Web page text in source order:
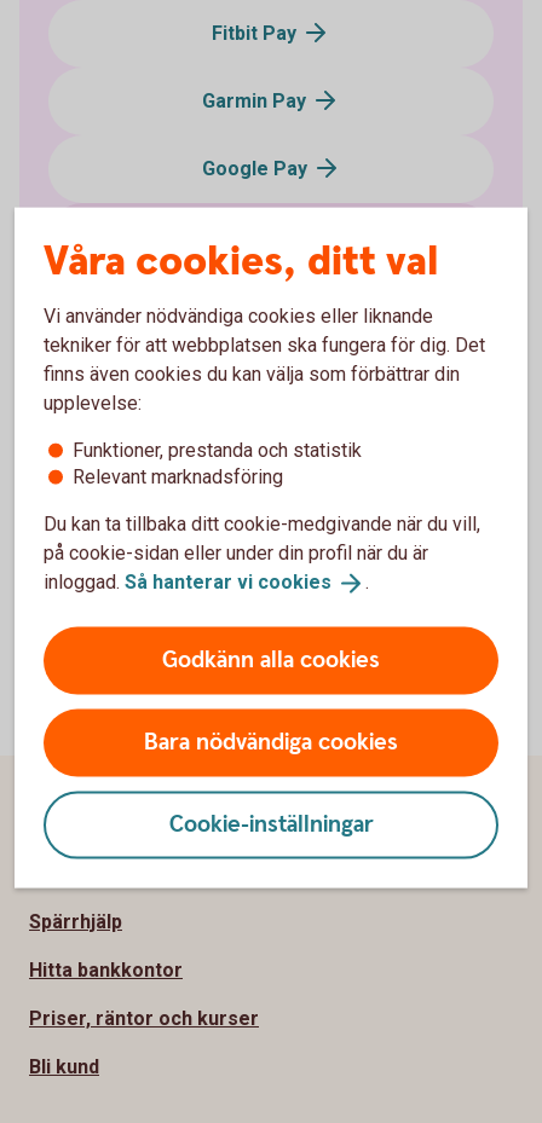
Fitbit Pay
Garmin Pay
Google Pay
Samsung Pay
Xiaomi Pay
Swatch Pay
Våra cookies, ditt val
Vi använder nödvändiga cookies eller liknande
tekniker för att webbplatsen ska fungera för dig. Det
finns även cookies du kan välja som förbättrar din
upplevelse:
Funktioner, prestanda och statistik
Relevant marknadsföring
Du kan ta tillbaka ditt cookie-medgivande när du vill,
på cookie-sidan eller under din profil när du är
inloggad. Så hanterar vi cookies .
Godkänn alla cookies
Bara nödvändiga cookies
Cookie-inställningar
Sidfot
Hitta snabbt
Spärrhjälp
Hitta bankkontor
Priser, räntor och kurser
Bli kund